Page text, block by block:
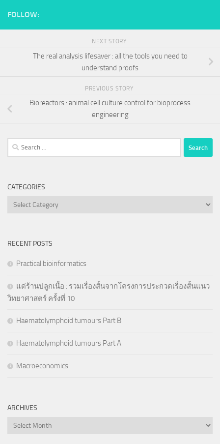
FOLLOW:
NEXT STORY
The real analysis lifesaver : all the tools you need to
understand proofs
PREVIOUS STORY
Bioreactors : animal cell culture control for bioprocess
engineering
Search
for:
CATEGORIES
Categories
RECENT POSTS
Practical bioinformatics
แด่ร้านปลูกเนื้อ : รวมเรื่องสั้นจากโครงการประกวดเรื่องสั้นแนว
วิทยาศาสตร์ ครั้งที่ 10
Haematolymphoid tumours Part B
Haematolymphoid tumours Part A
Macroeconomics
ARCHIVES
Archives